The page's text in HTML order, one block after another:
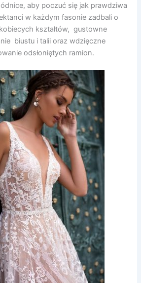
aby poczuć się jak prawdziwa
w każdym fasonie zadbali o
kształtów, gustowne
biustu i talii oraz wdzięczne
odsłoniętych ramion.